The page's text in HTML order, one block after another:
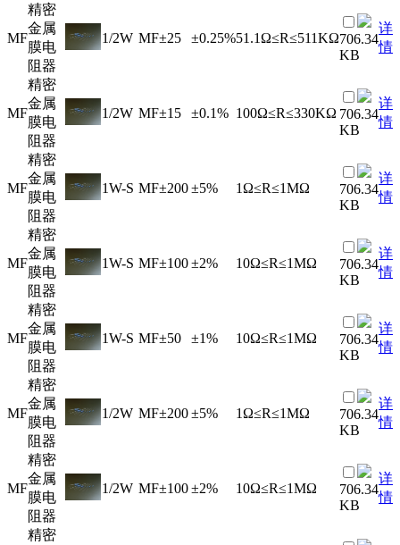
MF
精密
金属
膜电
阻器
1/2W MF±25 ±0.25%51.1Ω≤R≤511KΩ706.34
KB
详
情
MF
精密
金属
膜电
阻器
1/2W MF±15 ±0.1% 100Ω≤R≤330KΩ 706.34
KB
详
情
MF
精密
金属
膜电
阻器
1W-S MF±200±5% 1Ω≤R≤1MΩ
706.34
KB
详
情
MF
精密
金属
膜电
阻器
1W-S MF±100±2% 10Ω≤R≤1MΩ
706.34
KB
详
情
MF
精密
金属
膜电
阻器
1W-S MF±50 ±1% 10Ω≤R≤1MΩ
706.34
KB
详
情
MF
精密
金属
膜电
阻器
1/2W MF±200±5% 1Ω≤R≤1MΩ
706.34
KB
详
情
MF
精密
金属
膜电
阻器
1/2W MF±100±2% 10Ω≤R≤1MΩ
706.34
KB
详
情
精密